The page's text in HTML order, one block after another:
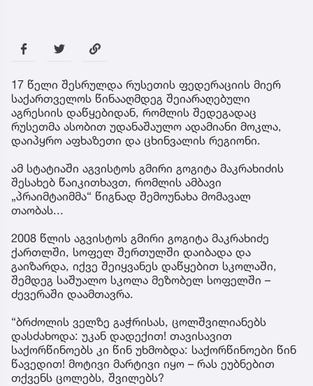
17 წელი შესრულდა რუსეთის ფედერაციის მიერ
საქართველოს წინააღმდეგ შეიარაღებული
აგრესიის დაწყებიდან, რომლის შედეგადაც
რუსეთმა ასობით უდანაშაულო ადამიანი მოკლა,
დაიპყრო აფხაზეთი და ცხინვალის რეგიონი.
ამ სტატიაში აგვისტოს გმირი გოგიტა მაკრახიძის
შესახებ წაიკითხავთ, რომლის ამბავი
„პრაიმტაიმმა“ წიგნად შემოუნახა მომავალ
თაობას...
2008 წლის აგვისტოს გმირი გოგიტა მაკრახიძე
ქართლში, სოფელ შერთულში დაიბადა და
გაიზარდა, იქვე შეიყვანეს დაწყებით სკოლაში,
შემდეგ საშუალო სკოლა მეზობელ სოფელში –
ძევერაში დაამთავრა.
“ბრძოლის ველზე გაჭრისას, ცოლშვილიანებს
დასძახოდა: უკან დადექით! თავისავით
საქორწინოებს კი წინ უხმობდა: საქორწინოები წინ
წავედით! მოტივი მარტივი იყო – რას ეუბნებით
თქვენს ცოლებს, შვილებს?